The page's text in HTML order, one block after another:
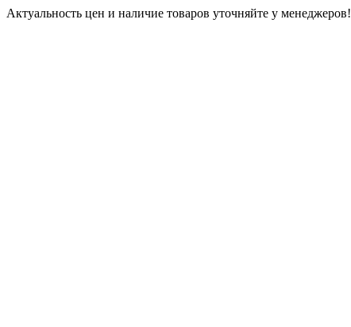
Актуальность цен и наличие товаров уточняйте у менеджеров!